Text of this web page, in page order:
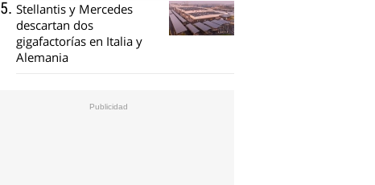
Stellantis y Mercedes
descartan dos
gigafactorías en Italia y
Alemania